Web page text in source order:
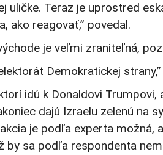
uličke. Teraz je uprostred
ako reagovať,” povedal.
je veľmi zraniteľná,
Demokratickej
idú k Donaldovi Trumpovi,
dajú Izraelu zelenú na
je podľa experta možná,
by sa podľa respondenta